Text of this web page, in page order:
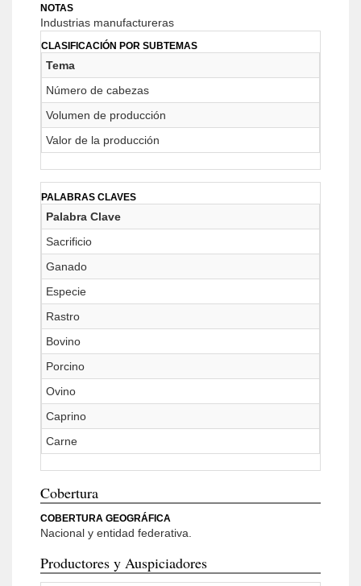
NOTAS
Industrias manufactureras
CLASIFICACIÓN POR SUBTEMAS
Tema
Número de cabezas
Volumen de producción
Valor de la producción
PALABRAS CLAVES
Palabra Clave
Sacrificio
Ganado
Especie
Rastro
Bovino
Porcino
Ovino
Caprino
Carne
Cobertura
COBERTURA GEOGRÁFICA
Nacional y entidad federativa.
Productores y Auspiciadores